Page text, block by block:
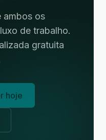
ambos os
de trabalho.
gratuita
hoje